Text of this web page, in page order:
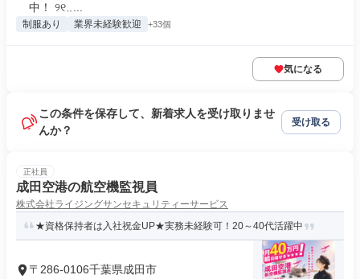
中！ ୨୧‥...
制服あり 業界未経験歓迎 +33個
気になる
この条件を保存して、新着求人を受け取りませ
んか？
受け取る
正社員
成田空港の航空機監視員
株式会社ライジングサンセキュリティーサービス
★資格保持者は入社祝金UP★実務未経験可！20～40代活躍中
〒286-0106千葉県成田市